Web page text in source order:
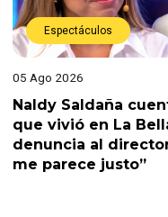
Espectáculos
05 Ago 2026
Naldy Saldaña
que vivió en La
denuncia al
me parece justo”